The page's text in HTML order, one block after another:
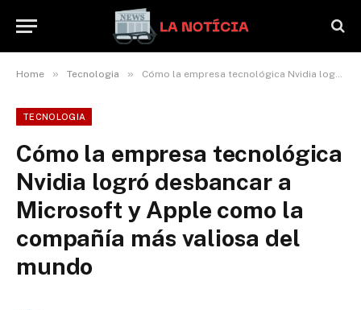
Home » Tecnologia » Cómo la empresa tecnológica Nvidia logró desbancar a Microsoft y Apple como la compañía más valiosa del mundo
TECNOLOGIA
Cómo la empresa tecnológica
Nvidia logró desbancar a
Microsoft y Apple como la
compañía más valiosa del
mundo